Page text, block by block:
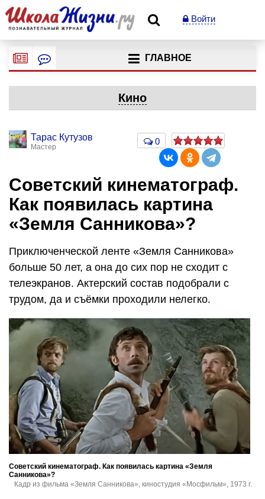
Войти
ГЛАВНОЕ
Кино
Тарас Кутузов
Мастер
0
Советский кинематограф.
Как появилась картина
«Земля Санникова»?
Приключенческой ленте «Земля Санникова»
больше 50 лет, а она до сих пор не сходит с
телеэкранов. Актерский состав подобрали с
трудом, да и съёмки проходили нелегко.
Советский кинематограф. Как появилась картина «Земля
Санникова»?
Кадр из фильма «Земля Санникова», киностудия «Мосфильм», 1973 г.